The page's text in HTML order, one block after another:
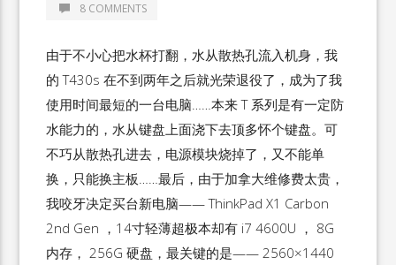
8 COMMENTS
由于不小心把水杯打翻，水从散热孔流入机身，我
的 T430s 在不到两年之后就光荣退役了，成为了我
使用时间最短的一台电脑……本来 T 系列是有一定防
水能力的，水从键盘上面浇下去顶多怀个键盘。可
不巧从散热孔进去，电源模块烧掉了，又不能单
换，只能换主板……最后，由于加拿大维修费太贵，
我咬牙决定买台新电脑—— ThinkPad X1 Carbon
2nd Gen ，14寸轻薄超极本却有 i7 4600U ， 8G
内存， 256G 硬盘，最关键的是—— 2560×1440